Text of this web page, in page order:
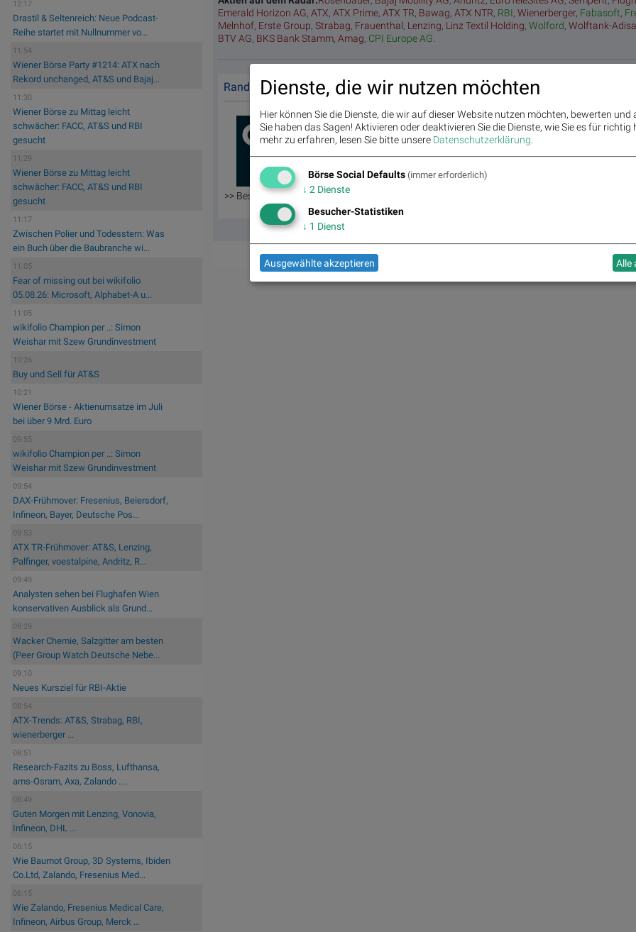
12:17
Drastil & Seltenreich: Neue Podcast-
Reihe startet mit Nullnummer vo...
11:54
Wiener Börse Party #1214: ATX nach
Rekord unchanged, AT&S und Bajaj...
11:30
Wiener Börse zu Mittag leicht
schwächer: FACC, AT&S und RBI
gesucht
11:29
Wiener Börse zu Mittag leicht
schwächer: FACC, AT&S und RBI
gesucht
11:17
Zwischen Polier und Todesstern: Was
ein Buch über die Baubranche wi...
11:05
Fear of missing out bei wikifolio
05.08.26: Microsoft, Alphabet-A u...
11:05
wikifolio Champion per ..: Simon
Weishar mit Szew Grundinvestment
10:26
Buy und Sell für AT&S
10:21
Wiener Börse - Aktienumsatze im Juli
bei über 9 Mrd. Euro
09:55
wikifolio Champion per ..: Simon
Weishar mit Szew Grundinvestment
09:54
DAX-Frühmover: Fresenius, Beiersdorf,
Infineon, Bayer, Deutsche Pos...
09:53
ATX TR-Frühmover: AT&S, Lenzing,
Palfinger, voestalpine, Andritz, R...
09:49
Analysten sehen bei Flughafen Wien
konservativen Ausblick als Grund...
09:29
Wacker Chemie, Salzgitter am besten
(Peer Group Watch Deutsche Nebe...
09:10
Neues Kursziel für RBI-Aktie
08:54
ATX-Trends: AT&S, Strabag, RBI,
wienerberger ...
08:51
Research-Fazits zu Boss, Lufthansa,
ams-Osram, Axa, Zalando ....
08:49
Guten Morgen mit Lenzing, Vonovia,
Infineon, DHL ...
06:15
Wie Baumot Group, 3D Systems, Ibiden
Co.Ltd, Zalando, Fresenius Med...
06:15
Wie Zalando, Fresenius Medical Care,
Infineon, Airbus Group, Merck ...
Emerald Horizon AG,ATX,ATX Prime,ATX TR, Bawag,ATX NTR, RBI,Wienerberger, Fabasoft,
Melnhof, Erste Group,Strabag, Frauenthal, Lenzing, Linz Textil Holding,Wolford,Wolftank-Adisa
BTV AG, BKS Bank Stamm,Amag, CPI Europe AG
Random Partner
CPI Europe AG
Die CPI Europe AG ist ein börsenotierter gewerblicher Immobilienkonzern, der
Segmente Einzelhandel und Büro in sieben Kernmärkten in Europa (Österreich,
Slowakei, Ungarn, Rumänien und Polen) fokussiert. Zum Kerngeschäft zählen
die Entwicklung von Immobilien.
>> Besuchen Sie 55 weitere Partner auf
Dienste, die wir nutzen möchten
Hier können Sie die Dienste, die wir auf dieser Website nutzen möchten, bewerten und
Sie haben das Sagen! Aktivieren oder deaktivieren Sie die Dienste, wie Sie es für richtig
mehr zu erfahren, lesen Sie bitte unsere Datenschutzerklärung.
Börse Social Defaults (immer erforderlich)
↓ 2 Dienste
Besucher-Statistiken
↓ 1 Dienst
Ausgewählte akzeptieren Alle